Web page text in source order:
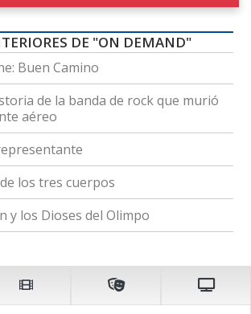
DE "ON DEMAND"
Buen Camino
de la banda de rock que murió
aéreo
los tres cuerpos
y los Dioses del Olimpo